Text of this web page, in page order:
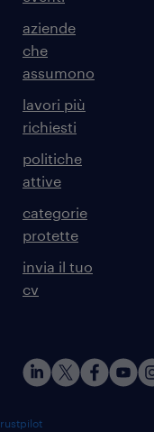
aziende
che
assumono
lavori più
richiesti
politiche
attive
categorie
protette
invia il tuo
cv